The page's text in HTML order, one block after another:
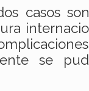
casos
se